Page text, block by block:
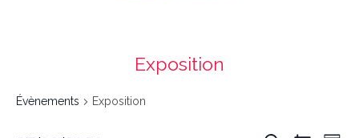
Exposition
Évènements Exposition
de